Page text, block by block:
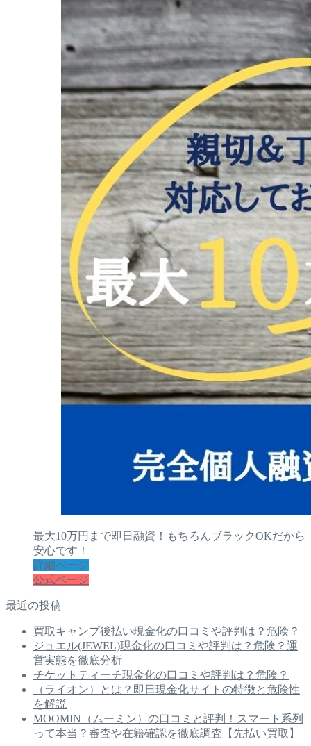
最大10万円まで即日融資！もちろんブラックOKだから
安心です！
詳細ページ
公式ページ
最近の投稿
買取キャンプ後払い現金化の口コミや評判は？危険？
ジュエル(JEWEL)現金化の口コミや評判は？危険？運
営実態を徹底分析
チケットティーチ現金化の口コミや評判は？危険？
（ライオン）とは？即日現金化サイトの特徴と危険性
を解説
MOOMIN（ムーミン）の口コミと評判！スマート系列
って本当？審査や在籍確認を徹底調査【先払い買取】